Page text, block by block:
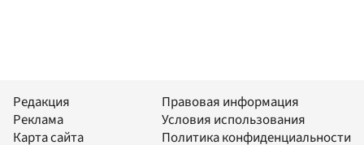
Редакция
Реклама
Карта сайта
Правовая информация
Условия использования
Политика конфиденциальности